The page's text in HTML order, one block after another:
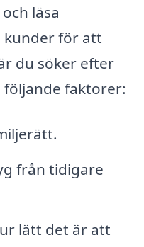
läsa
för att
du söker efter
faktorer:
från tidigare
lätt det är att